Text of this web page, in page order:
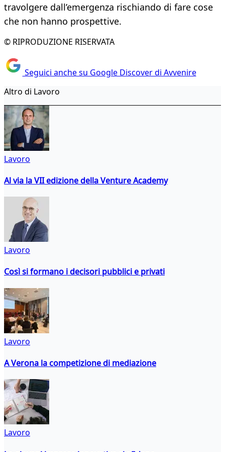
travolgere dall’emergenza rischiando di fare cose
che non hanno prospettive.
© RIPRODUZIONE RISERVATA
Seguici anche su Google Discover di Avvenire
Altro di Lavoro
Lavoro
Al via la VII edizione della Venture Academy
Lavoro
Così si formano i decisori pubblici e privati
Lavoro
A Verona la competizione di mediazione
Lavoro